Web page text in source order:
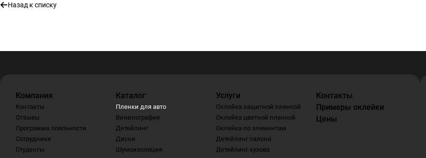
Назад к списку
Компания
Контакты
Отзывы
Программа лояльности
Сотрудники
Студенты
Каталог
Пленки для авто
Винилография
Детейлинг
Диски
Шумоизоляция
Услуги
Оклейка защитной пленкой
Оклейка цветной пленкой
Оклейка по элементам
Детейлинг салона
Детейлинг кузова
Контакты
Примеры оклейки
Цены